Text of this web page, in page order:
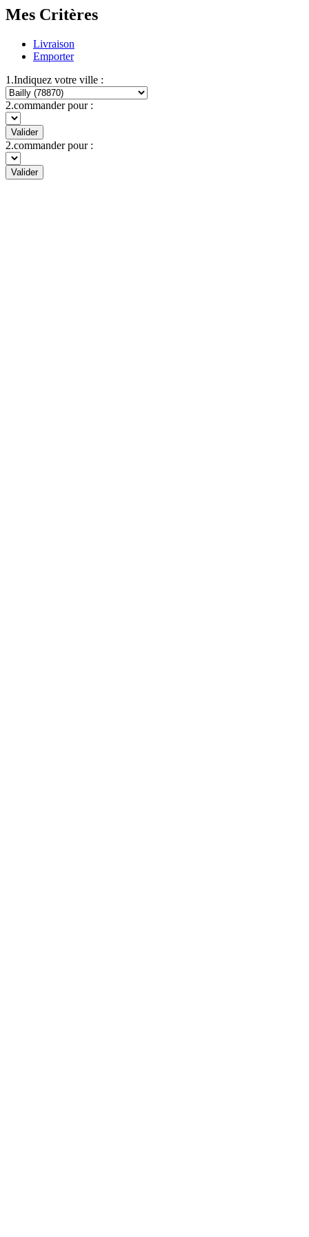
Mes Critères
Livraison
Emporter
1.Indiquez votre ville :
2.commander pour :
Valider
2.commander pour :
Valider